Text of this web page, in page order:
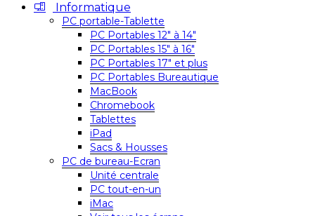
Informatique
PC portable-Tablette
PC Portables 12″ à 14″
PC Portables 15″ à 16″
PC Portables 17″ et plus
PC Portables Bureautique
MacBook
Chromebook
Tablettes
iPad
Sacs & Housses
PC de bureau-Ecran
Unité centrale
PC tout-en-un
iMac